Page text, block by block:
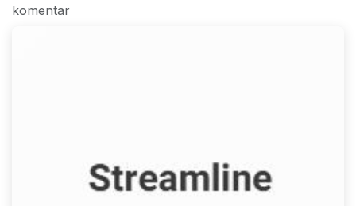
komentar